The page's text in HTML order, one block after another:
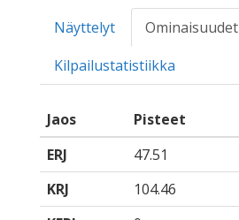
Näyttelyt
Ominaisuudet
Kilpailustatistiikka
Jaos Pisteet
ERJ
47.51
KRJ
104.46